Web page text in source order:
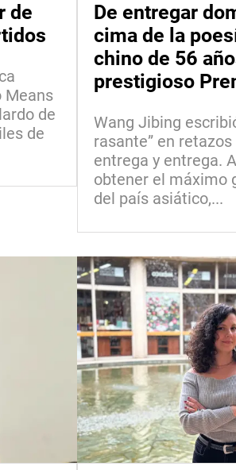
de
Means
de
de
De entregar
cima de la
chino de 56
prestigioso
Wang Jibing
rasante” en
entrega y entrega.
obtener el máximo
del país asiático,...